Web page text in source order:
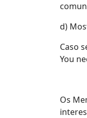
d)
Caso
You
Os